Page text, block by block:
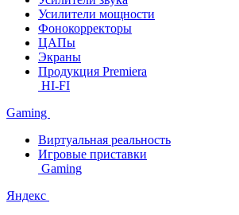
Усилители мощности
Фонокорректоры
ЦАПы
Экраны
Продукция Premiera
HI-FI
Gaming
Виртуальная реальность
Игровые приставки
Gaming
Яндекс